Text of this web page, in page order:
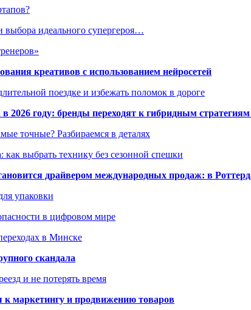
идеального супергероя…
креативов с использованием нейросетей
поездке и избежать поломок в дороге
2026 году: бренды переходят к гибридным
точные? Разбираемся в деталях
выбрать технику без сезонной спешки
драйвером международных продаж: в
упаковки
в цифровом мире
в Минске
скандала
и не потерять время
маркетингу и продвижению товаров